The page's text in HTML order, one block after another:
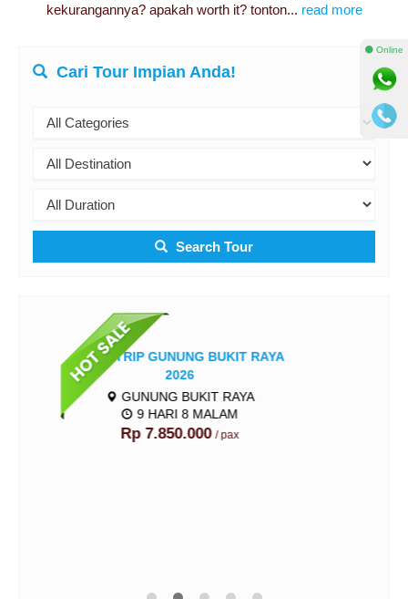
kekurangannya? apakah worth it? tonton... read more
Cari Tour Impian Anda!
Search Tour
BUKIT RAYA
⚫ Online